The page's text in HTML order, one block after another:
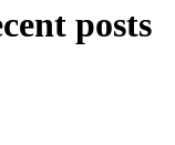
posts